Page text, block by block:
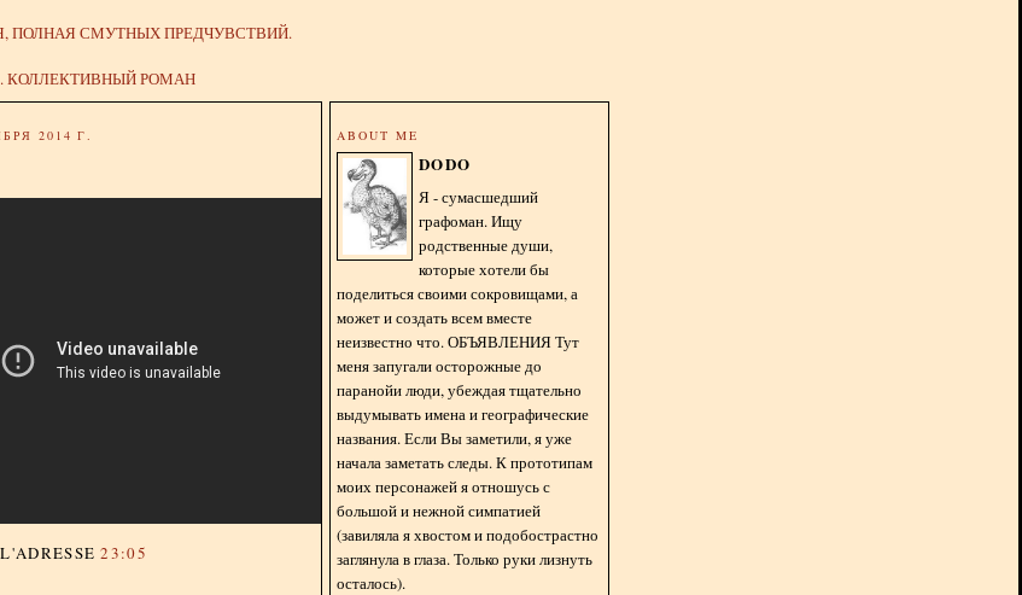
ПОЛНАЯ СМУТНЫХ ПРЕДЧУВСТВИЙ.
КОЛЛЕКТИВНЫЙ РОМАН
2014 Г.
23:05
ABOUT ME
DODO
Я - сумасшедший
графоман. Ищу
родственные души,
которые хотели бы
поделиться своими сокровищами, а
может и создать всем вместе
неизвестно что. ОБЪЯВЛЕНИЯ Тут
меня запугали осторожные до
паранойи люди, убеждая тщательно
выдумывать имена и географические
названия. Если Вы заметили, я уже
начала заметать следы. К прототипам
моих персонажей я отношусь с
большой и нежной симпатией
(завиляла я хвостом и подобострастно
заглянула в глаза. Только руки лизнуть
осталось).